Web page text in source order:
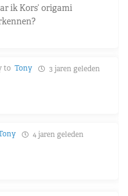
ik Kors’ origami
to Tony 3 jaren geleden
4 jaren geleden